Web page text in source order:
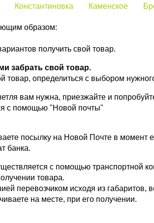
Константиновка Каменское
образом:
получить свой товар.
забрать свой товар.
определиться с выбором
вам нужна, приезжайте и
с помощью "Новой почты"
посылку на Новой Почте в момент
банка.
с помощью транспортной
товара.
перевозчиком исходя из габаритов,
на месте, при его получении.